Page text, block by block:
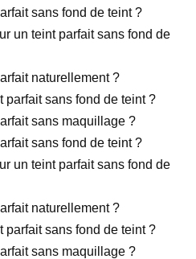
sans fond de teint ?
un teint parfait sans fond de
naturellement ?
parfait sans fond de teint ?
sans maquillage ?
sans fond de teint ?
un teint parfait sans fond de
naturellement ?
parfait sans fond de teint ?
sans maquillage ?